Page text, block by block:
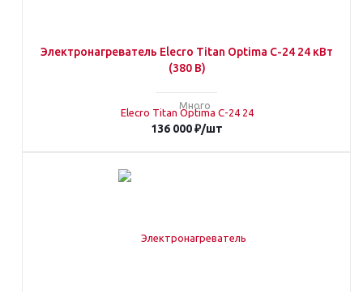
Электронагреватель Elecro Titan Optima С-24 24 кВт
(380 В)
Много
136 000₽/шт